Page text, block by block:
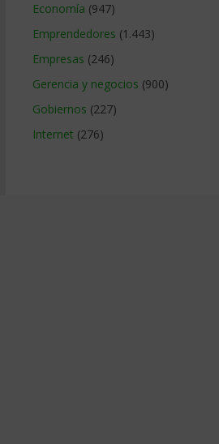
Economía (947)
Emprendedores (1.443)
Empresas (246)
Gerencia y negocios (900)
Gobiernos (227)
Internet (276)